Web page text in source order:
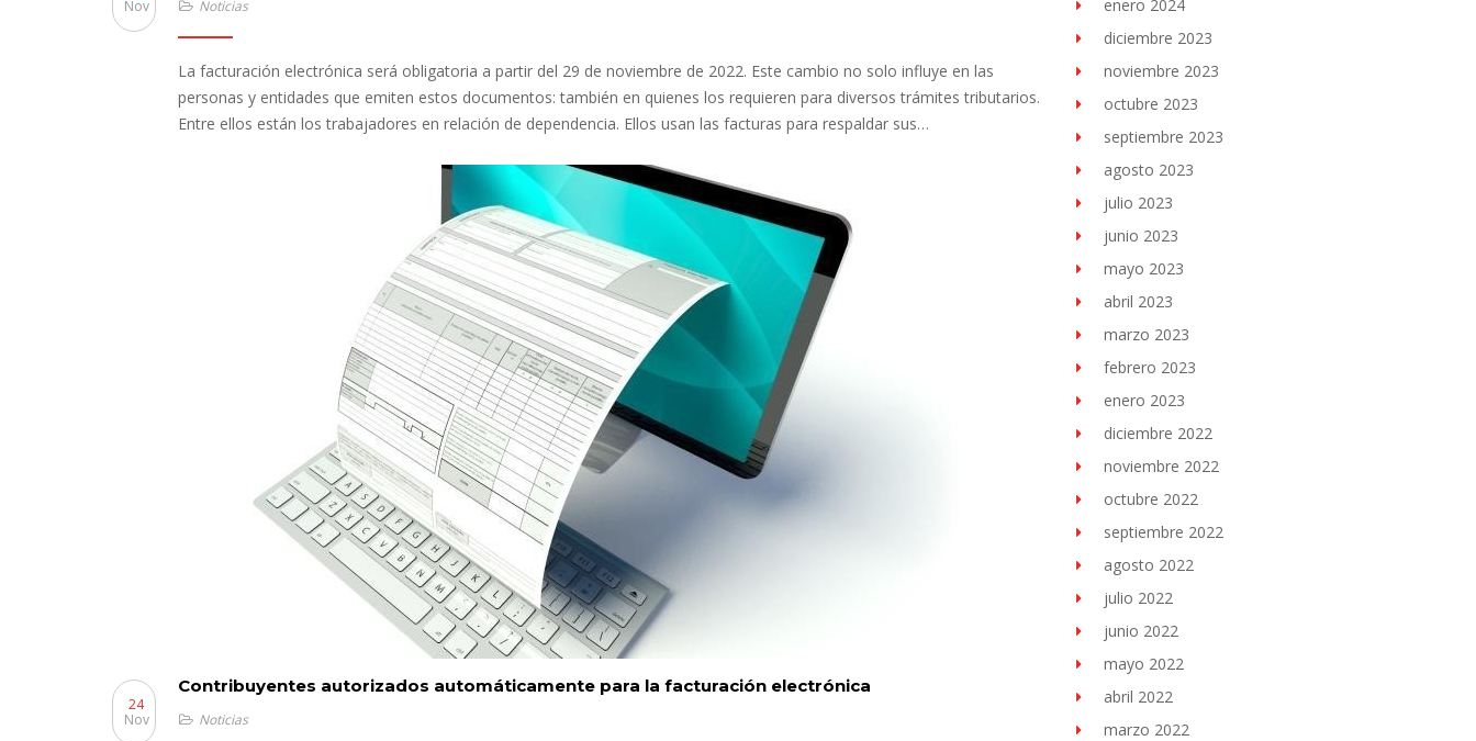
Nov
Noticias
La facturación electrónica será obligatoria a partir del 29 de noviembre de 2022. Este cambio no solo influye en las
personas y entidades que emiten estos documentos: también en quienes los requieren para diversos trámites tributarios.
Entre ellos están los trabajadores en relación de dependencia. Ellos usan las facturas para respaldar sus…
Contribuyentes autorizados automáticamente para la facturación electrónica
24
Nov
Noticias
enero 2024
diciembre 2023
noviembre 2023
octubre 2023
septiembre 2023
agosto 2023
julio 2023
junio 2023
mayo 2023
abril 2023
marzo 2023
febrero 2023
enero 2023
diciembre 2022
noviembre 2022
octubre 2022
septiembre 2022
agosto 2022
julio 2022
junio 2022
mayo 2022
abril 2022
marzo 2022